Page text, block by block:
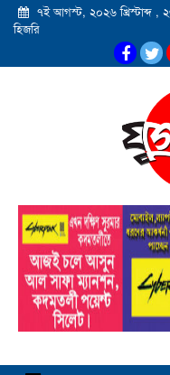
৭ই আগস্ট, ২০২৬ খ্রিস্টাব্দ ,
হিজরি